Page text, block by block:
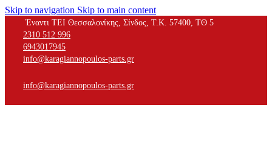
Skip to navigation Skip to main content
Έναντι ΤΕΙ Θεσσαλονίκης, Σίνδος, Τ.Κ. 57400, ΤΘ 5
2310 512 996
6943017945
info@karagiannopoulos-parts.gr
info@karagiannopoulos-parts.gr